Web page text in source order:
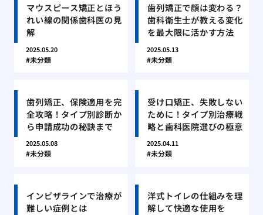
マウスピース矯正とほう
れい線の関係歯科医の見
解
2025.05.20
未分類
歯列矯正で顔は変わる？
歯科衛生士が教える変化
を最大限に活かす方法
2025.05.13
未分類
歯列矯正、保険適用を完
全攻略！タイプ別診断か
ら申請成功の秘訣まで
2025.05.08
未分類
受け口矯正、失敗しない
ために！タイプ別治療戦
略と歯科医院選びの極意
2025.04.11
未分類
インビザラインで治療が
難しい症例とは
洋式トイレの仕組みを理
解して快適な使用を